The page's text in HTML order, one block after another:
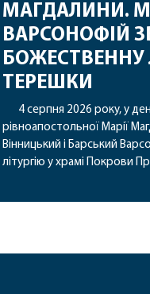
МАГДАЛИНИ.
ВАРСОНОФІЙ
БОЖЕСТВЕННУ
ТЕРЕШКИ
4 серпня 2026 року, у
рівноапостольної Марії
Вінницький і Барський
літургію у храмі Покрови
Терешки Барського